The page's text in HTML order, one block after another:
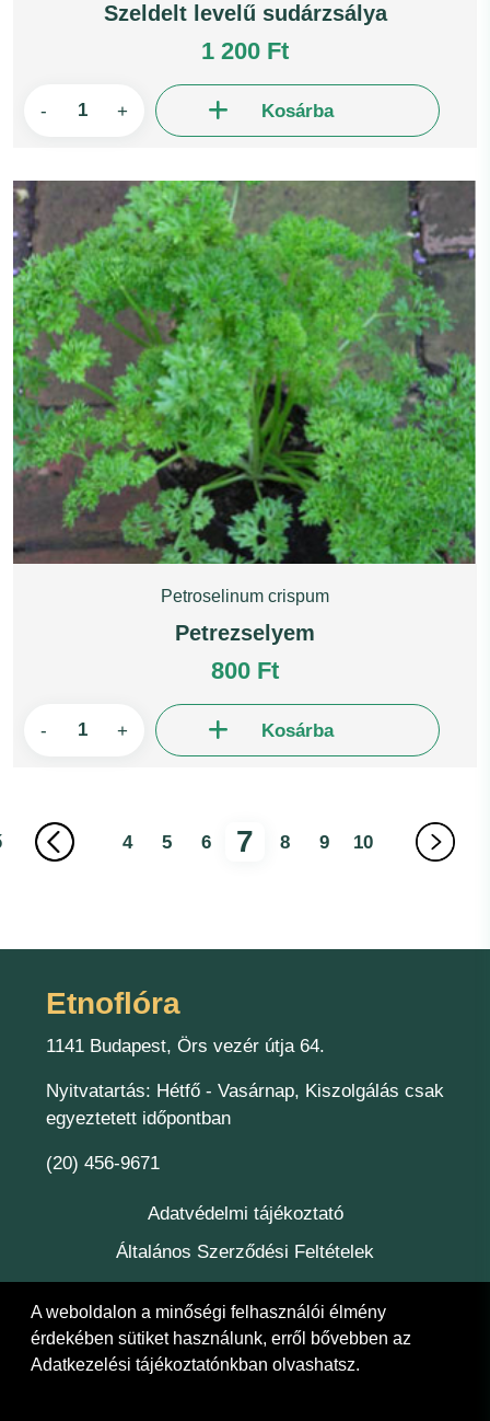
Szeldelt levelű sudárzsálya
1 200 Ft
- + Kosárba
Petroselinum crispum
Petrezselyem
800 Ft
- + Kosárba
4 5 6 7 8 9 10
Etnoflóra
1141 Budapest, Örs vezér útja 64.
Nyitvatartás: Hétfő - Vasárnap, Kiszolgálás csak
egyeztetett időpontban
(20) 456-9671
Adatvédelmi tájékoztató
Általános Szerződési Feltételek
Felelőség
A weboldalon a minőségi felhasználói élmény
érdekében sütiket használunk, erről bővebben az
Adatkezelési tájékoztatónkban olvashatsz.